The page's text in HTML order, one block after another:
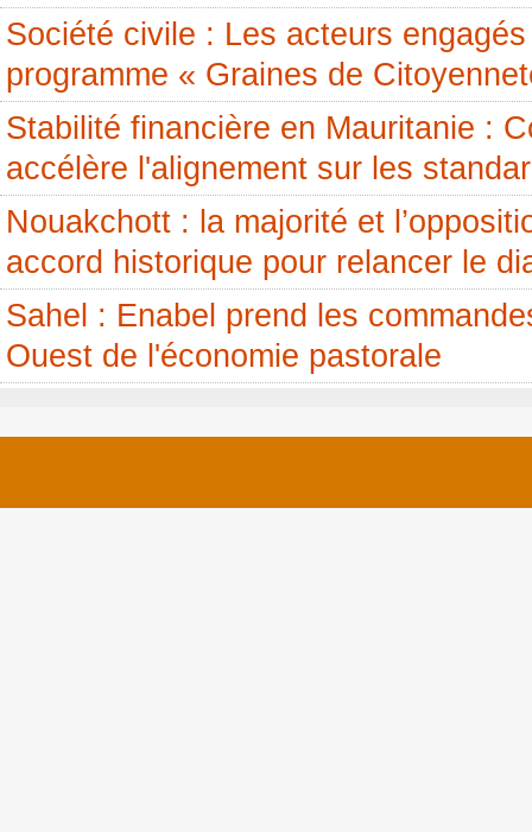
Société civile : Les acteurs
programme « Graines de
Stabilité financière en Mauritanie :
accélère l'alignement sur les
Nouakchott : la majorité et
accord historique pour relancer le
Sahel : Enabel prend les
Ouest de l'économie pastorale